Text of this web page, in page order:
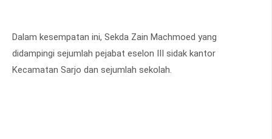
Dalam kesempatan ini, Sekda Zain Machmoed yang
didampingi sejumlah pejabat eselon III sidak kantor
Kecamatan Sarjo dan sejumlah sekolah.